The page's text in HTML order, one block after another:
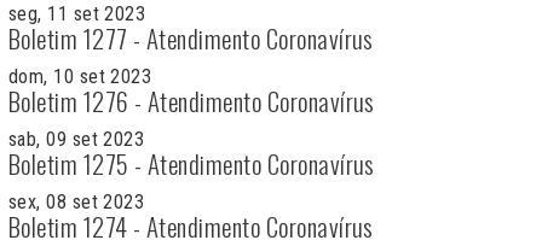
seg, 11 set 2023
Boletim 1277 - Atendimento Coronavírus
dom, 10 set 2023
Boletim 1276 - Atendimento Coronavírus
sab, 09 set 2023
Boletim 1275 - Atendimento Coronavírus
sex, 08 set 2023
Boletim 1274 - Atendimento Coronavírus